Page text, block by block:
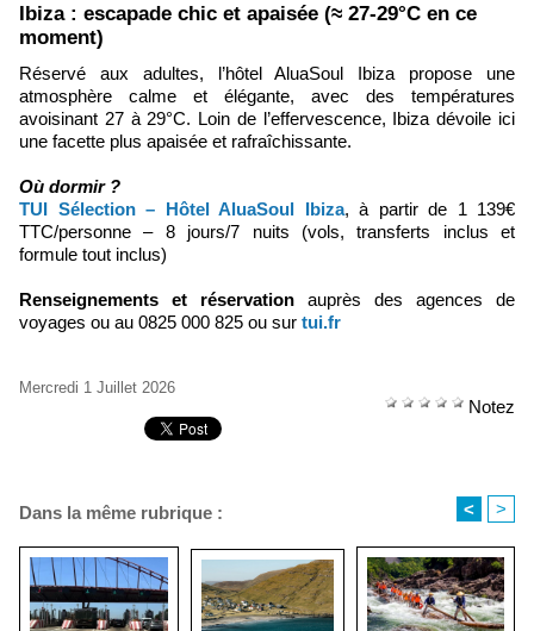
Ibiza : escapade chic et apaisée (≈ 27-29°C en ce
moment)
Réservé aux adultes, l’hôtel AluaSoul Ibiza propose une
atmosphère calme et élégante, avec des températures
avoisinant 27 à 29°C. Loin de l’effervescence, Ibiza dévoile ici
une facette plus apaisée et rafraîchissante.
Où dormir ?
TUI Sélection – Hôtel AluaSoul Ibiza, à partir de 1 139€
TTC/personne – 8 jours/7 nuits (vols, transferts inclus et
formule tout inclus)
Renseignements et réservation auprès des agences de
voyages ou au 0825 000 825 ou sur tui.fr
Mercredi 1 Juillet 2026
Notez
Dans la même rubrique : < >